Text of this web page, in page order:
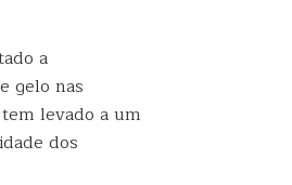
a
gelo nas
levado a um
dos